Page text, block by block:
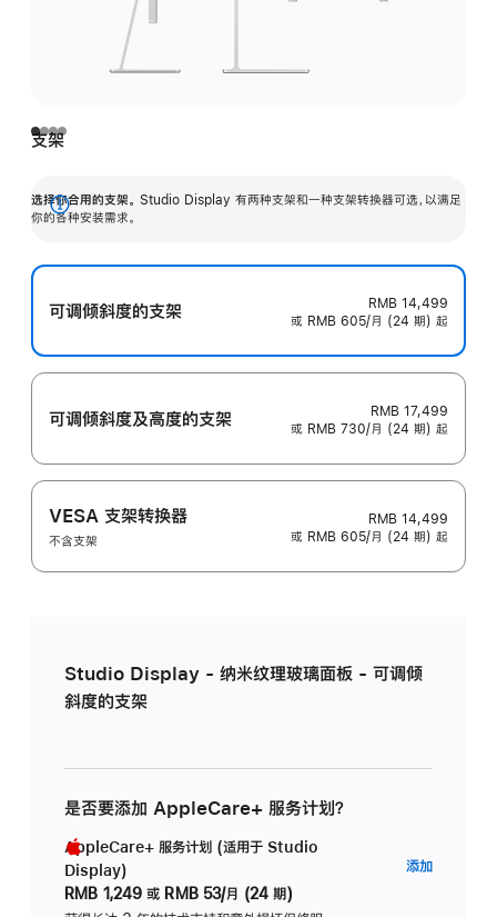
支架
选择你合用的支架。 Studio Display 有两种支架和一种支架转换器可选，以满足
你的各种安装需求。
展
可调倾斜度的支架
RMB 14,499
或 RMB 605/月 (24 期) 起
可调倾斜度及高‍度的支‍架
RMB 17,499
或 RMB 730/月 (24 期) 起
VESA 支架转换器
不含支架
RMB 14,499
或 RMB 605/月 (24 期) 起
Studio Display - 纳米纹理玻璃面板 - 可调倾
斜度的支架
是否要添加 AppleCare+ 服务计划？
AppleCare+ 服务计划 (适用于 Studio
Display)
RMB 1,249 或 RMB 53/月 (24 期)
添加